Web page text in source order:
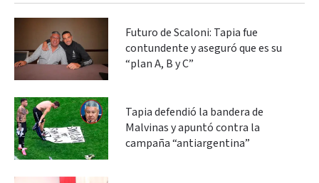
Futuro de Scaloni: Tapia fue
contundente y aseguró que es su
“plan A, B y C”
Tapia defendió la bandera de
Malvinas y apuntó contra la
campaña “antiargentina”